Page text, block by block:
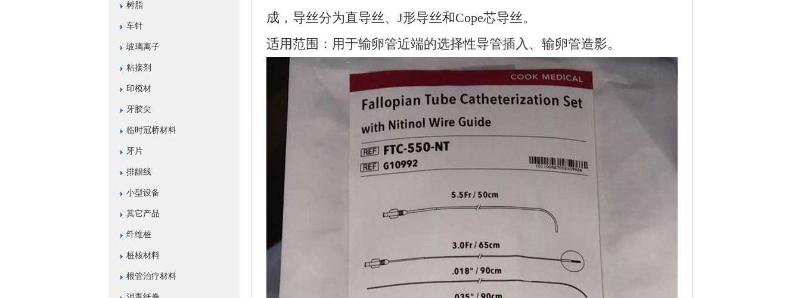
树脂
车针
玻璃离子
粘接剂
印模材
牙胶尖
临时冠桥材料
牙片
排龈线
小型设备
其它产品
纤维桩
桩核材料
根管治疗材料
成，导丝分为直导丝、J形导丝和Cope芯导丝。
适用范围：用于输卵管近端的选择性导管插入、输卵管造影。